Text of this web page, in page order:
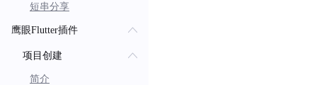
短串分享
鹰眼Flutter插件
项目创建
简介